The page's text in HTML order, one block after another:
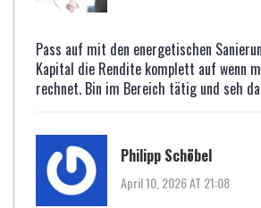
Pass auf mit den energetischen
Kapital die Rendite komplett auf wenn
rechnet. Bin im Bereich tätig und seh
Philipp Schöbel
April 10, 2026 AT 21:08